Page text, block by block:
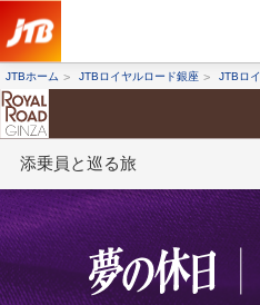
JTBホーム JTBロイヤルロード銀座 JTBロ
添乗員と巡る旅
TOPNEW 厳選ツアー
ツアーを探す
海外ツアー
国内ツアー
特集
スタッフブログ
デジタルパンフレット
お客様へのご案内
コンシェルジ
ュ紹介
お申し込み
の流れ
条件から探す
条件から探す
条件から探す
条件から探す
ツアーを探す
海外ツアー